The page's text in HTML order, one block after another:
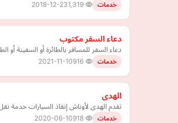
خدمات 2018-12-23
دعاء السفر مكتوب
دعاء السفر للمسافر بالطائرة أو السفينة
خدمات 2021-11-10
الهدى
تقدم الهدى لأوناش إنقاذ السيارات خدمة
خدمات 2020-06-10